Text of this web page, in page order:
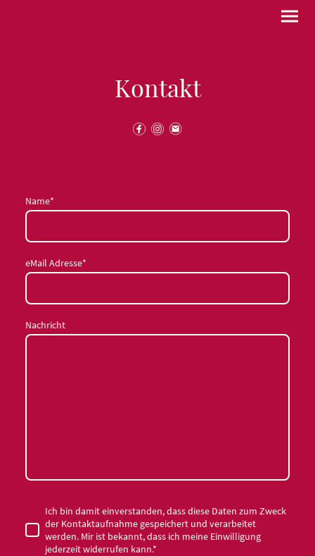
Kontakt
Name*
eMail Adresse*
Nachricht
Ich bin damit einverstanden, dass diese Daten zum Zweck
der Kontaktaufnahme gespeichert und verarbeitet
werden. Mir ist bekannt, dass ich meine Einwilligung
jederzeit widerrufen kann.*